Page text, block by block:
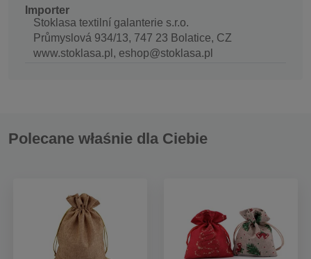
Importer
Stoklasa textilní galanterie s.r.o.
Průmyslová 934/13, 747 23 Bolatice, CZ
www.stoklasa.pl, eshop@stoklasa.pl
Polecane właśnie dla Ciebie